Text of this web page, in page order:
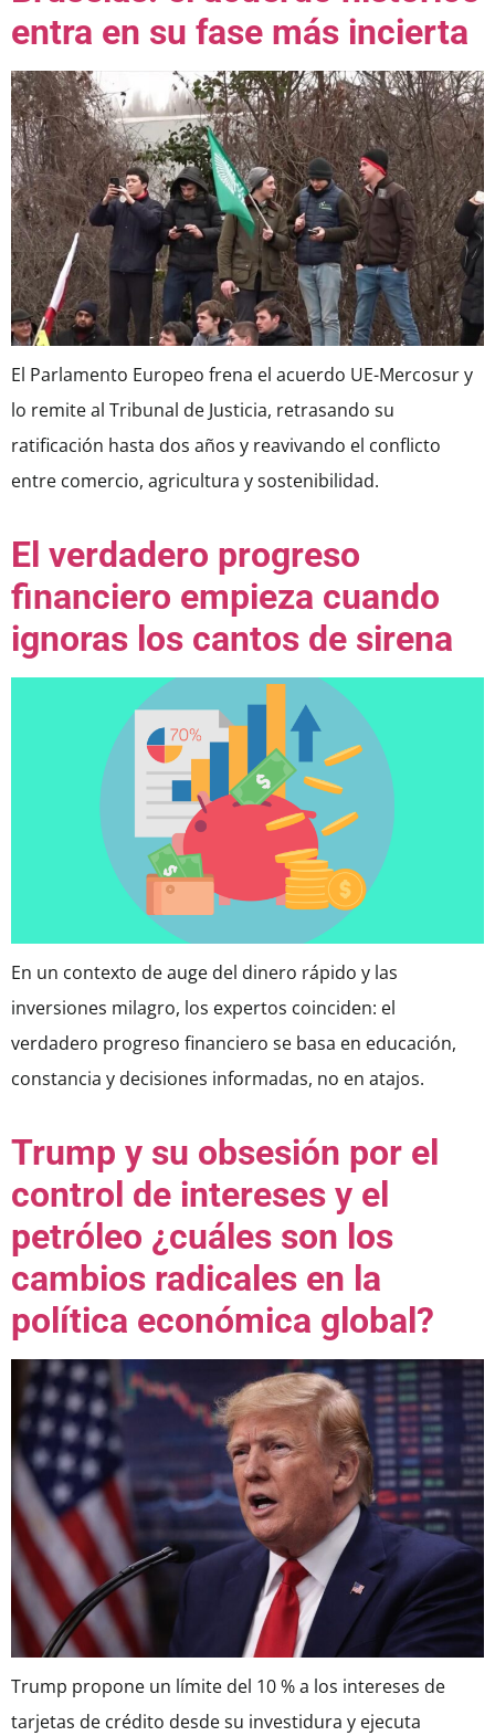
entra en su fase más incierta
El Parlamento Europeo frena el acuerdo UE-Mercosur y
lo remite al Tribunal de Justicia, retrasando su
ratificación hasta dos años y reavivando el conflicto
entre comercio, agricultura y sostenibilidad.
El verdadero progreso
financiero empieza cuando
ignoras los cantos de sirena
En un contexto de auge del dinero rápido y las
inversiones milagro, los expertos coinciden: el
verdadero progreso financiero se basa en educación,
constancia y decisiones informadas, no en atajos.
Trump y su obsesión por el
control de intereses y el
petróleo ¿cuáles son los
cambios radicales en la
política económica global?
Trump propone un límite del 10 % a los intereses de
tarjetas de crédito desde su investidura y ejecuta